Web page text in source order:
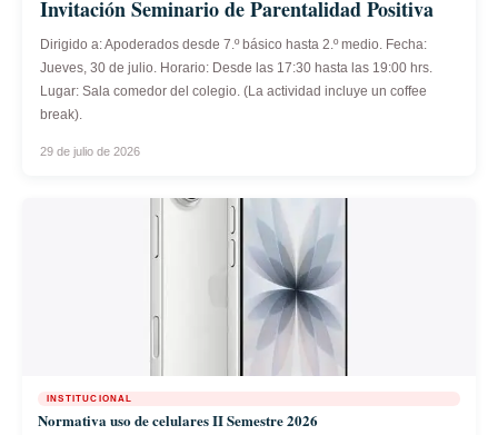
Invitación Seminario de Parentalidad Positiva
Dirigido a: Apoderados desde 7.º básico hasta 2.º medio. Fecha:
Jueves, 30 de julio. Horario: Desde las 17:30 hasta las 19:00 hrs.
Lugar: Sala comedor del colegio. (La actividad incluye un coffee
break).
29 de julio de 2026
INSTITUCIONAL
Normativa uso de celulares II Semestre 2026